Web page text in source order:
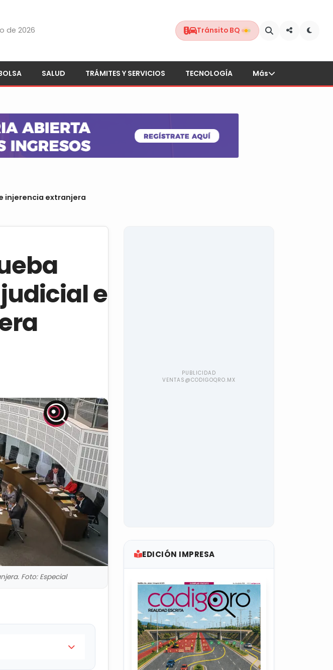
de 2026 Tránsito BQ
SALUD TRÁMITES Y SERVICIOS TECNOLOGÍA Más
injerencia extranjera
e
Foto: Especial
EDICIÓN IMPRESA